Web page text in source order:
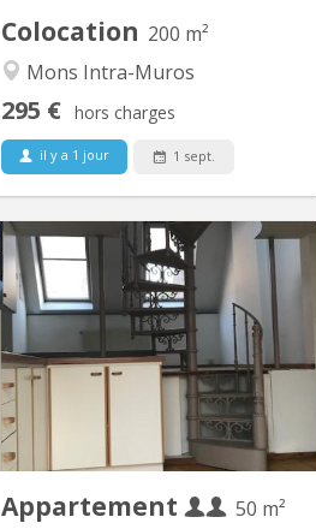
Colocation 200 m²
Mons Intra-Muros
295 € hors charges
il y a 1 jour 1 sept.
Appartement
50 m²
KM 1101
petit appartement 1 chambre
comprenant: 1 hall privé, un salon, une
salle à manger - cuisine, un bureau en
mezzanine, un wc séparé, une
chambre, une salle de bain (bain,
lavabo, emplacement lave-linge).
Chaudière gaz individuelle pour
l'appartement, entretien à charge du